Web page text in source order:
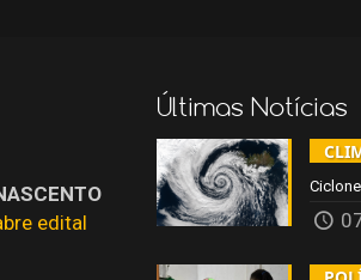
edital
Últimas Notícias